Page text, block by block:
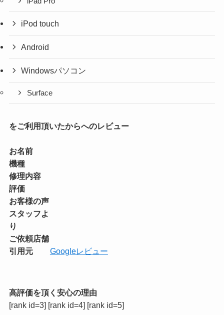
iPod touch
Android
Windowsパソコン
Surface
をご利用頂いたからへのレビュー
お名前
機種
修理内容
評価
お客様の声
スタッフよ
り
ご依頼店舗
引用元
Googleレビュー
高評価を頂く安心の理由
[rank id=3] [rank id=4] [rank id=5]